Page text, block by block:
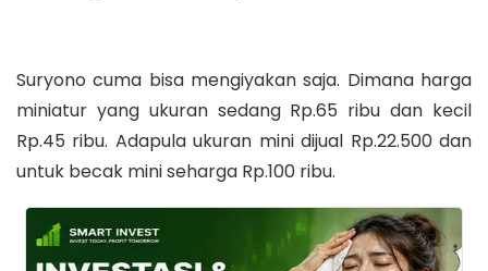
Suryono cuma bisa mengiyakan saja. Dimana harga
miniatur yang ukuran sedang Rp.65 ribu dan kecil
Rp.45 ribu. Adapula ukuran mini dijual Rp.22.500 dan
untuk becak mini seharga Rp.100 ribu.